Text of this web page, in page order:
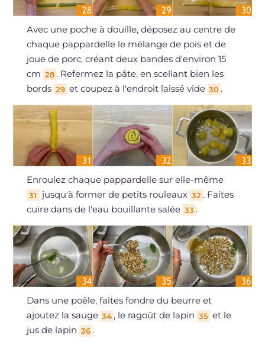
Avec une poche à douille, déposez au centre de
chaque pappardelle le mélange de pois et de
joue de porc, créant deux bandes d'environ 15
cm 28 . Refermez la pâte, en scellant bien les
bords 29 et coupez à l'endroit laissé vide 30 .
Enroulez chaque pappardelle sur elle-même
31 jusqu'à former de petits rouleaux 32 . Faites
cuire dans de l'eau bouillante salée 33 .
Dans une poêle, faites fondre du beurre et
ajoutez la sauge 34 , le ragoût de lapin 35 et le
jus de lapin 36 .